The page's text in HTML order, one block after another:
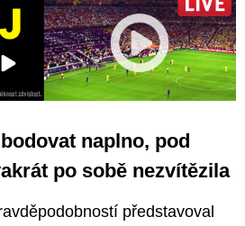
naplno, pod
po sobě nezvítězila
představoval